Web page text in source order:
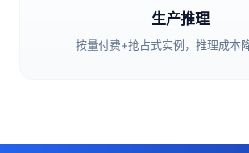
生产推理
按量付费+抢占式实例，推理成本